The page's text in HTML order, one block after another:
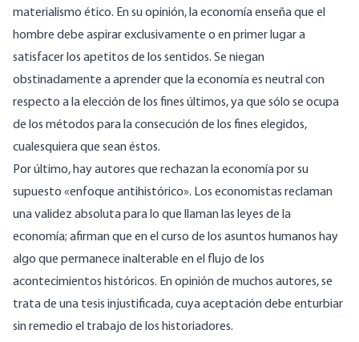
materialismo ético. En su opinión, la economía enseña que el
hombre debe aspirar exclusivamente o en primer lugar a
satisfacer los apetitos de los sentidos. Se niegan
obstinadamente a aprender que la economía es neutral con
respecto a la elección de los fines últimos, ya que sólo se ocupa
de los métodos para la consecución de los fines elegidos,
cualesquiera que sean éstos.
Por último, hay autores que rechazan la economía por su
supuesto «enfoque antihistórico». Los economistas reclaman
una validez absoluta para lo que llaman las leyes de la
economía; afirman que en el curso de los asuntos humanos hay
algo que permanece inalterable en el flujo de los
acontecimientos históricos. En opinión de muchos autores, se
trata de una tesis injustificada, cuya aceptación debe enturbiar
sin remedio el trabajo de los historiadores.